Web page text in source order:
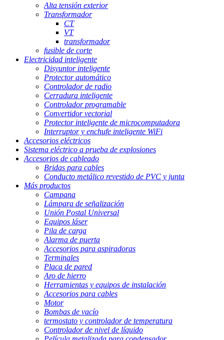
Alta tensión exterior
Transformador
CT
VT
transformador
fusible de corte
Electricidad inteligente
Disyuntor inteligente
Protector automático
Controlador de radio
Cerradura inteligente
Controlador programable
Convertidor vectorial
Protector inteligente de microcomputadora
Interruptor y enchufe inteligente WiFi
Accesorios eléctricos
Sistema eléctrico a prueba de explosiones
Accesorios de cableado
Bridas para cables
Conducto metálico revestido de PVC y junta
Más productos
Campana
Lámpara de señalización
Unión Postal Universal
Equipos láser
Pila de carga
Alarma de puerta
Accesorios para aspiradoras
Terminales
Placa de pared
Aro de hierro
Herramientas y equipos de instalación
Accesorios para cables
Motor
Bombas de vacío
termostato y controlador de temperatura
Controlador de nivel de líquido